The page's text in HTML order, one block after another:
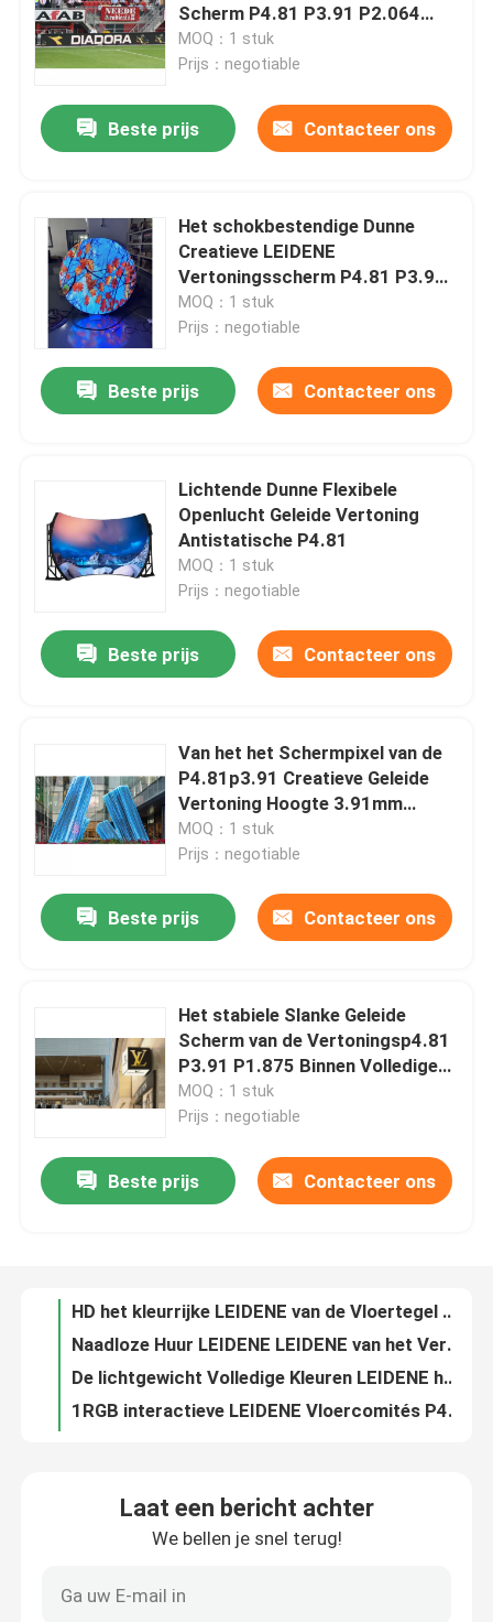
Producten
Over ons
Neem contact met ons op
Scherm P4.81 P3.91 P2.064
P1.875
MOQ：1 stuk
Prijs：negotiable
Beste prijs Contacteer ons
Het schokbestendige Dunne
Creatieve LEIDENE
Vertoningsscherm P4.81 P3.91
P2.064 P1.875
MOQ：1 stuk
Prijs：negotiable
Beste prijs Contacteer ons
Lichtende Dunne Flexibele
Openlucht Geleide Vertoning
Antistatische P4.81
MOQ：1 stuk
Prijs：negotiable
Beste prijs Contacteer ons
Van het het Schermpixel van de
P4.81p3.91 Creatieve Geleide
Vertoning Hoogte 3.91mm
4.81mm
MOQ：1 stuk
Prijs：negotiable
Beste prijs Contacteer ons
Het stabiele Slanke Geleide
Scherm van de Vertoningsp4.81
P3.91 P1.875 Binnen Volledige
Kleur Geleide Vertoning
MOQ：1 stuk
Prijs：negotiable
Beste prijs Contacteer ons
HD het kleurrijke LEIDENE van de Vloertegel Vertoningsscherm SMD 1921 P3.91 P2.064
1R1G1B de volledige LEIDENE van het Kleurenscherm SMD2121 Vertoning P4.81 P3.91 P2.064 van HD
Het Kabinets van de LEIDENE van SMD 2121 de Tegels het Schermvloer maken Ce van P4.81 waterdicht P3.91
SMD1921 van de kleurrijke LEIDENE van het de Tegelspixel het Schermvloer Hoogte 3.91mm ISO
4.81mm P4.81 de LEIDENE het Schermvloer betegelt Reclame LEIDENE Vertoning SMD
Laat een bericht achter
We bellen je snel terug!